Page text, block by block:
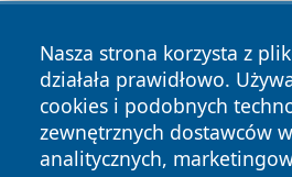
Nasza strona korzysta z
działała prawidłowo.
cookies i podobnych
zewnętrznych dostawców
analitycznych,
Copyright © 2026 wrotatarnowa.pl
zastrzeżone.